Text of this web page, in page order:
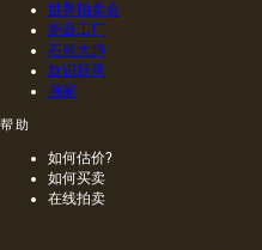
世界拍卖会
瓷器工厂
石雕大师
款识目录
画家
帮助
如何估价?
如何买卖
在线拍卖